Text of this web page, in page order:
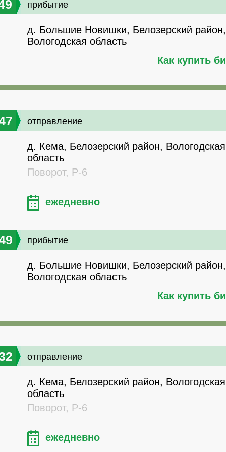
прибытие
д. Большие Новишки, Белозерский район,
Вологодская область
Как купить
отправление
д. Кема, Белозерский район, Вологодская
область
Поворот, Р-6
ежедневно
прибытие
д. Большие Новишки, Белозерский район,
Вологодская область
Как купить
отправление
д. Кема, Белозерский район, Вологодская
область
Поворот, Р-6
ежедневно